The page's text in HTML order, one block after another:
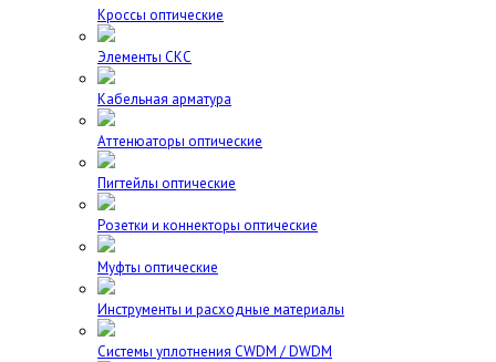
Кроссы оптические
Элементы СКС
Кабельная арматура
Аттенюаторы оптические
Пигтейлы оптические
Розетки и коннекторы оптические
Муфты оптические
Инструменты и расходные материалы
Cистемы уплотнения CWDM / DWDM